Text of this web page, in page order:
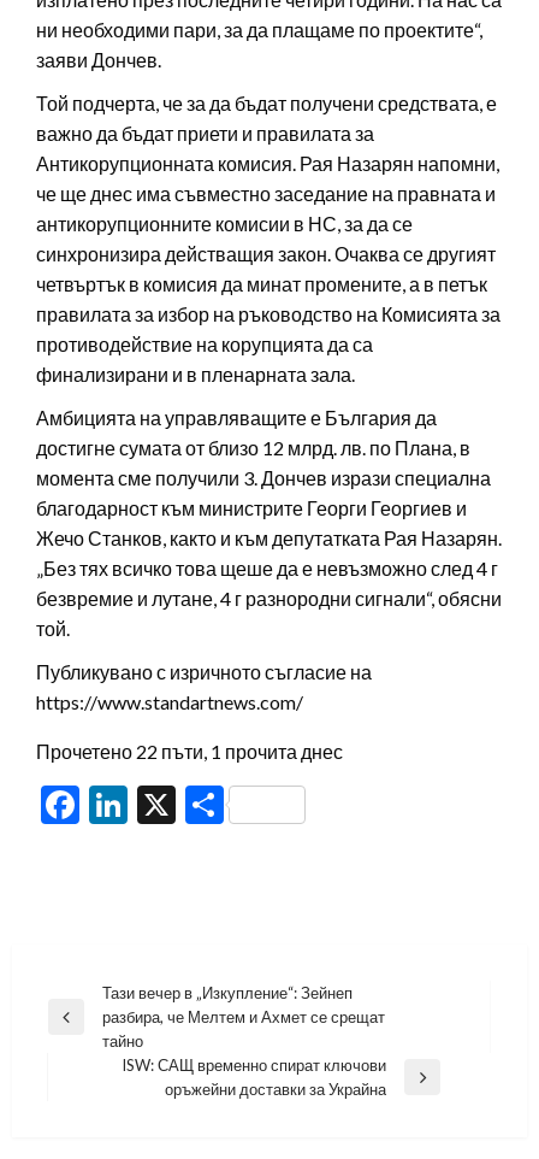
ни необходими пари, за да плащаме по проектите“,
заяви Дончев.
Той подчерта, че за да бъдат получени средствата, е
важно да бъдат приети и правилата за
Антикорупционната комисия. Рая Назарян напомни,
че ще днес има съвместно заседание на правната и
антикорупционните комисии в НС, за да се
синхронизира действащия закон. Очаква се другият
четвъртък в комисия да минат промените, а в петък
правилата за избор на ръководство на Комисията за
противодействие на корупцията да са
финализирани и в пленарната зала.
Амбицията на управляващите е България да
достигне сумата от близо 12 млрд. лв. по Плана, в
момента сме получили 3. Дончев изрази специална
благодарност към министрите Георги Георгиев и
Жечо Станков, както и към депутатката Рая Назарян.
„Без тях всичко това щеше да е невъзможно след 4 г
безвремие и лутане, 4 г разнородни сигнали“, обясни
той.
Публикувано с изричното съгласие на
https://www.standartnews.com/
Прочетено 22 пъти, 1 прочита днес
Facebook
LinkedIn
X Share
Навигация
Previous
Тази вечер в „Изкупление“: Зейнеп
разбира, че Мелтем и Ахмет се срещат
тайно
ISW: САЩ временно спират ключови
оръжейни доставки за Украйна